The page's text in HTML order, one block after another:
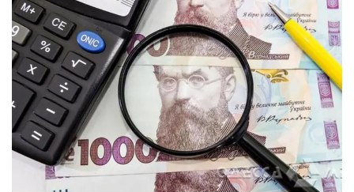
о
р
е
и
м
у